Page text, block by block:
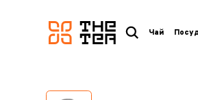
логотип
Чай